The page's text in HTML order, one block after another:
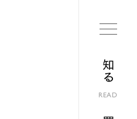
知る
READ